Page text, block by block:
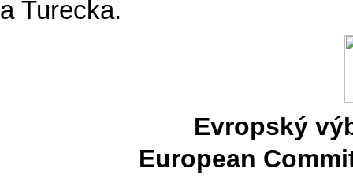
a Turecka.
Evropský
European